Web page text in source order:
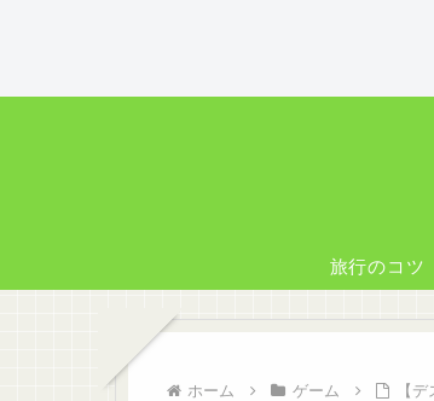
旅行のコツ
ホーム ゲーム 【